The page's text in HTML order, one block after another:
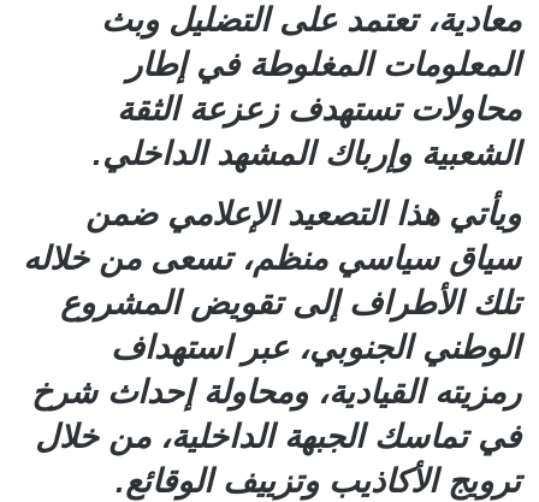
معادية، تعتمد على التضليل وبث
المعلومات المغلوطة في إطار
محاولات تستهدف زعزعة الثقة
الشعبية وإرباك المشهد الداخلي.
ويأتي هذا التصعيد الإعلامي ضمن
سياق سياسي منظم، تسعى من خلاله
تلك الأطراف إلى تقويض المشروع
الوطني الجنوبي، عبر استهداف
رمزيته القيادية، ومحاولة إحداث شرخ
في تماسك الجبهة الداخلية، من خلال
ترويج الأكاذيب وتزييف الوقائع.